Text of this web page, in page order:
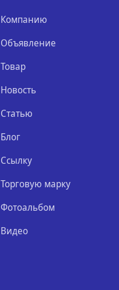
Компанию
Объявление
Товар
Новость
Статью
Блог
Ссылку
Торговую марку
Фотоальбом
Видео